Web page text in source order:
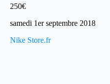
250€
samedi 1er septembre 2018
Nike Store.fr